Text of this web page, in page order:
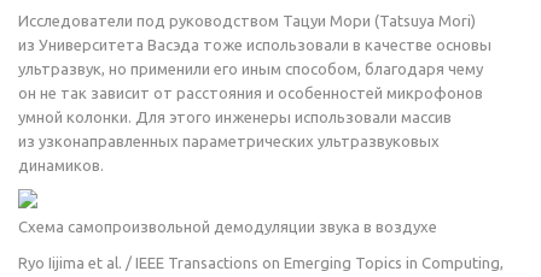
Исследователи под руководством Тацуи Мори (Tatsuya Mori)
из Университета Васэда тоже использовали в качестве основы
ультразвук, но применили его иным способом, благодаря чему
он не так зависит от расстояния и особенностей микрофонов
умной колонки. Для этого инженеры использовали массив
из узконаправленных параметрических ультразвуковых
динамиков.
Схема самопроизвольной демодуляции звука в воздухе
Ryo Iijima et al. / IEEE Transactions on Emerging Topics in Computing,